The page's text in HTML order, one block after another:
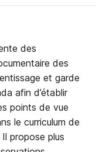
des
des
et garde
afin d’établir
points de vue
le curriculum de
propose plus